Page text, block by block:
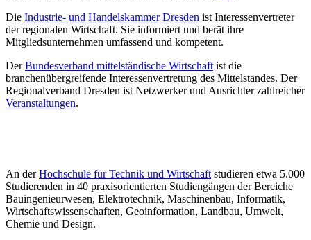
Die Industrie- und Handelskammer Dresden ist Interessenvertreter
der regionalen Wirtschaft. Sie informiert und berät ihre
Mitgliedsunternehmen umfassend und kompetent.
DerBundesverband mittelständische Wirtschaft ist die
branchenübergreifende Interessenvertretung des Mittelstandes. Der
Regionalverband Dresden ist Netzwerker und Ausrichter zahlreicher
Veranstaltungen.
An derHochschule für Technik und Wirtschaft studieren etwa 5.000
Studierenden in 40 praxisorientierten Studiengängen der Bereiche
Bauingenieurwesen, Elektrotechnik, Maschinenbau, Informatik,
Wirtschaftswissenschaften, Geoinformation, Landbau, Umwelt,
Chemie und Design.